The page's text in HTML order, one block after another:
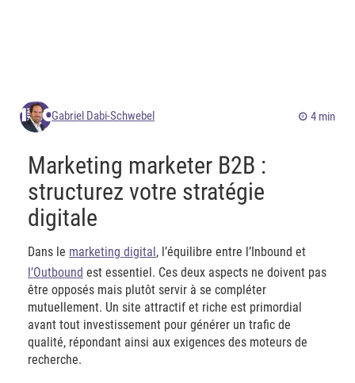
Gabriel Dabi-Schwebel 4 min
Marketing marketer B2B :
structurez votre stratégie
digitale
Dans le marketing digital, l’équilibre entre l’Inbound et
l’Outbound est essentiel. Ces deux aspects ne doivent pas
être opposés mais plutôt servir à se compléter
mutuellement. Un site attractif et riche est primordial
avant tout investissement pour générer un trafic de
qualité, répondant ainsi aux exigences des moteurs de
recherche.